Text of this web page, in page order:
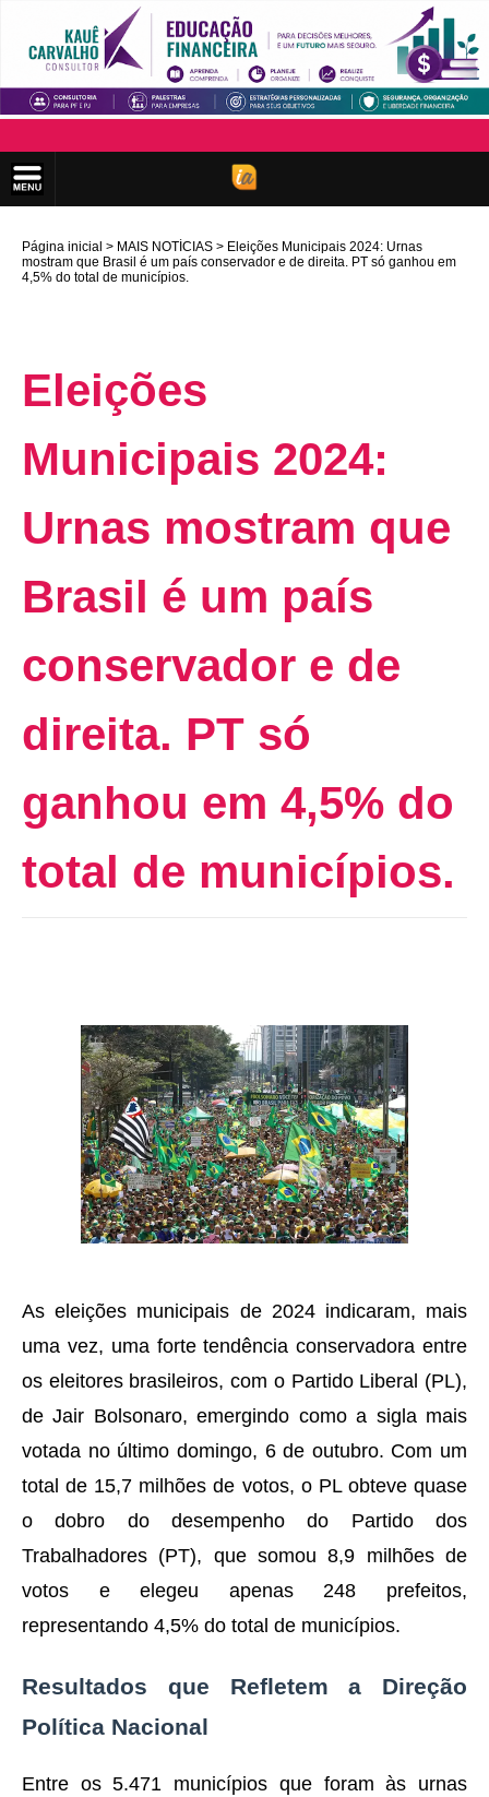
Página inicial MAIS NOTÍCIAS
Eleições Municipais 2024: Urnas
mostram que Brasil é um país conservador e de direita. PT só ganhou em
4,5% do total de municípios.
Eleições
Municipais 2024:
Urnas mostram que
Brasil é um país
conservador e de
direita. PT só
ganhou em 4,5% do
total de municípios.
As eleições municipais de 2024 indicaram, mais
uma vez, uma forte tendência conservadora entre
os eleitores brasileiros, com o Partido Liberal (PL),
de Jair Bolsonaro, emergindo como a sigla mais
votada no último domingo, 6 de outubro. Com um
total de 15,7 milhões de votos, o PL obteve quase
o dobro do desempenho do Partido dos
Trabalhadores (PT), que somou 8,9 milhões de
votos e elegeu apenas 248 prefeitos,
representando 4,5% do total de municípios.
Resultados que Refletem a Direção
Política Nacional
Entre os 5.471 municípios que foram às urnas